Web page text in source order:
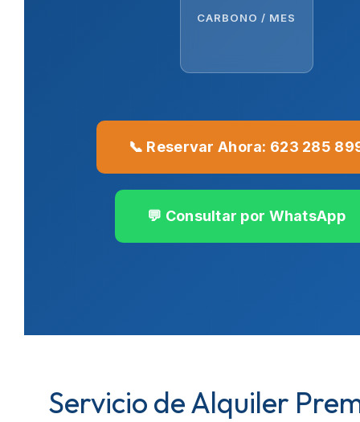
CARBONO / MES
📞 Reservar Ahora: 623 285
💬 Consultar por WhatsApp
Servicio de Alquiler